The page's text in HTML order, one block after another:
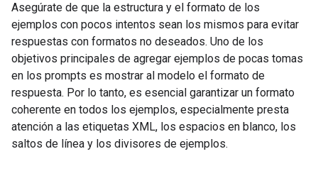
Asegúrate de que la estructura y el formato de los
ejemplos con pocos intentos sean los mismos para evitar
respuestas con formatos no deseados. Uno de los
objetivos principales de agregar ejemplos de pocas tomas
en los prompts es mostrar al modelo el formato de
respuesta. Por lo tanto, es esencial garantizar un formato
coherente en todos los ejemplos, especialmente presta
atención a las etiquetas XML, los espacios en blanco, los
saltos de línea y los divisores de ejemplos.